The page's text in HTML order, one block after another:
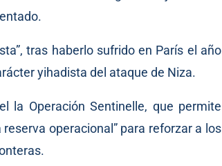
tras haberlo sufrido en París el año
yihadista del ataque de Niza.
la Operación Sentinelle, que permite
operacional” para reforzar a los